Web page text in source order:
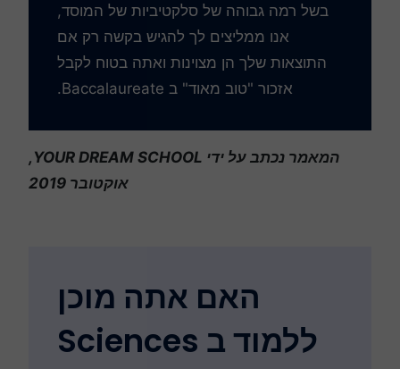
בשל רמה גבוהה של סלקטיביות של המוסד,
אנו ממליצים לך להגיש בקשה רק אם
התוצאות שלך הן מצוינות ואתה בטוח לקבל
אזכור "טוב מאוד" ב Baccalaureate.
המאמר נכתב על ידי YOUR DREAM SCHOOL,
אוקטובר 2019
האם אתה מוכן
ללמוד ב Sciences